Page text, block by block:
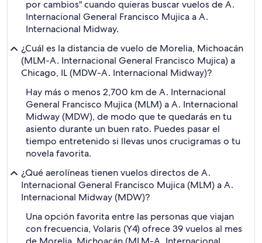
por cambios" cuando quieras buscar vuelos de A.
Internacional General Francisco Mujica a A.
Internacional Midway.
¿Cuál es la distancia de vuelo de Morelia, Michoacán
(MLM-A. Internacional General Francisco Mujica) a
Chicago, IL (MDW-A. Internacional Midway)?
Hay más o menos 2,700 km de A. Internacional
General Francisco Mujica (MLM) a A. Internacional
Midway (MDW), de modo que te quedarás en tu
asiento durante un buen rato. Puedes pasar el
tiempo entretenido si llevas unos crucigramas o tu
novela favorita.
¿Qué aerolíneas tienen vuelos directos de A.
Internacional General Francisco Mujica (MLM) a A.
Internacional Midway (MDW)?
Una opción favorita entre las personas que viajan
con frecuencia, Volaris (Y4) ofrece 39 vuelos al mes